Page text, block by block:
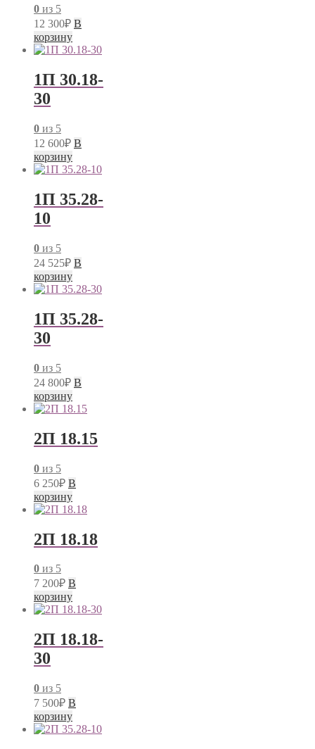
0 из 5
12 300₽ В
корзину
1П 30.18-
30
0 из 5
12 600₽ В
корзину
1П 35.28-
10
0 из 5
24 525₽ В
корзину
1П 35.28-
30
0 из 5
24 800₽ В
корзину
2П 18.15
0 из 5
6 250₽ В
корзину
2П 18.18
0 из 5
7 200₽ В
корзину
2П 18.18-
30
0 из 5
7 500₽ В
корзину